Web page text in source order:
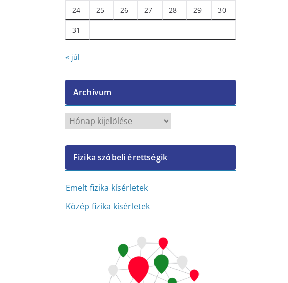
24 25 26 27 28 29 30
31
« júl
Archívum
c
í
v
m
Fizika szóbeli érettségik
Emelt fizika kísérletek
Közép fizika kísérletek